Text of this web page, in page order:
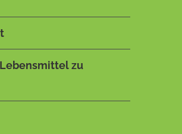
AUF.
AUF
GEWÄHLT
zu